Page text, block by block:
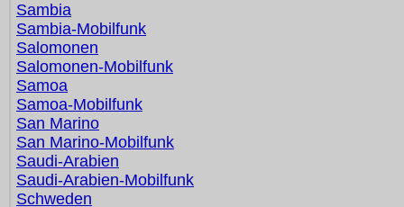
Sambia
Sambia-Mobilfunk
Salomonen
Salomonen-Mobilfunk
Samoa
Samoa-Mobilfunk
San Marino
San Marino-Mobilfunk
Saudi-Arabien
Saudi-Arabien-Mobilfunk
Schweden